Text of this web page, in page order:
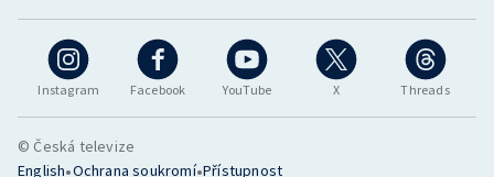
Instagram Facebook YouTube X Threads
© Česká televize
English•Ochrana soukromí•Přístupnost